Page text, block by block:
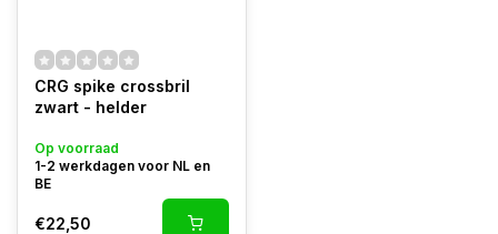
CRG spike crossbril
zwart - helder
Op voorraad
1-2 werkdagen voor NL en
BE
€22,50